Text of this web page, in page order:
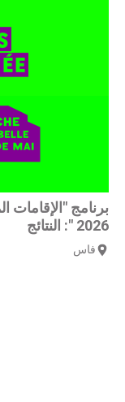
" 2026: النتائج
فاس